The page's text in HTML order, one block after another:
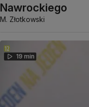
Nawrockiego
M. Złotkowski
19 min